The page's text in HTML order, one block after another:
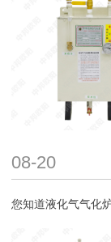
08-20